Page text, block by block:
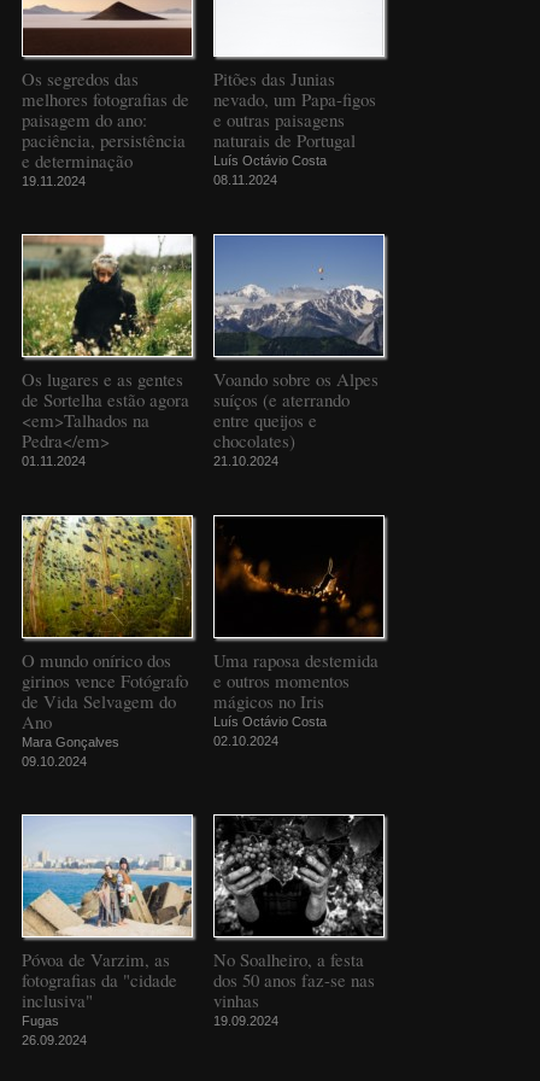
Os segredos das
melhores fotografias de
paisagem do ano:
paciência, persistência
e determinação
19.11.2024
Pitões das Junias
nevado, um Papa-figos
e outras paisagens
naturais de Portugal
Luís Octávio Costa
08.11.2024
Os lugares e as gentes
de Sortelha estão agora
<em>Talhados na
Pedra</em>
01.11.2024
Voando sobre os Alpes
suíços (e aterrando
entre queijos e
chocolates)
21.10.2024
O mundo onírico dos
girinos vence Fotógrafo
de Vida Selvagem do
Ano
Mara Gonçalves
09.10.2024
Uma raposa destemida
e outros momentos
mágicos no Iris
Luís Octávio Costa
02.10.2024
Póvoa de Varzim, as
fotografias da "cidade
inclusiva"
Fugas
26.09.2024
No Soalheiro, a festa
dos 50 anos faz-se nas
vinhas
19.09.2024